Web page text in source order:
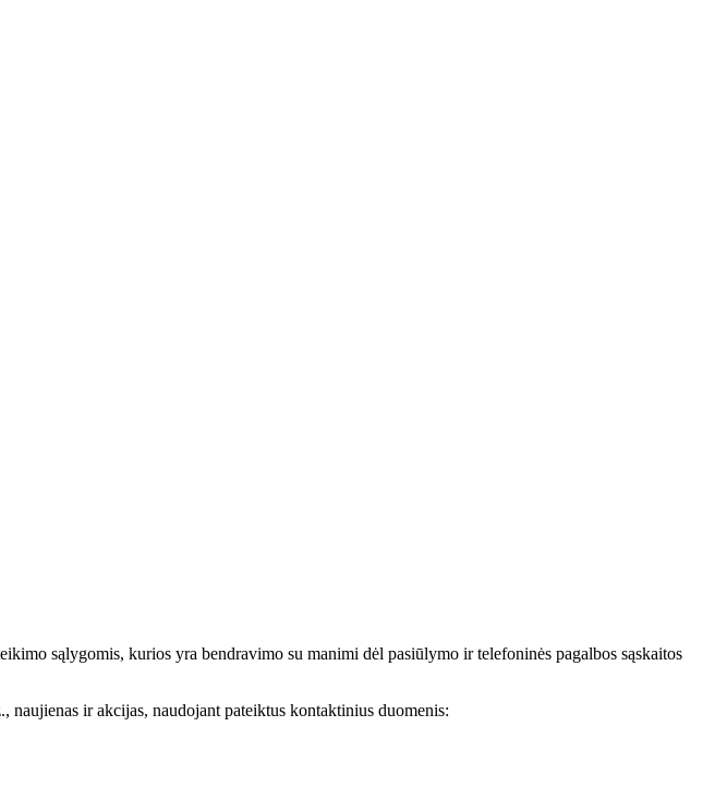
sąlygomis, kurios yra bendravimo su manimi dėl pasiūlymo ir telefoninės pagalbos sąskaitos
ir akcijas, naudojant pateiktus kontaktinius duomenis: